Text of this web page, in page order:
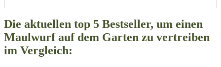
Die aktuellen top 5 Bestseller, um einen
Maulwurf auf dem Garten zu vertreiben
im Vergleich: